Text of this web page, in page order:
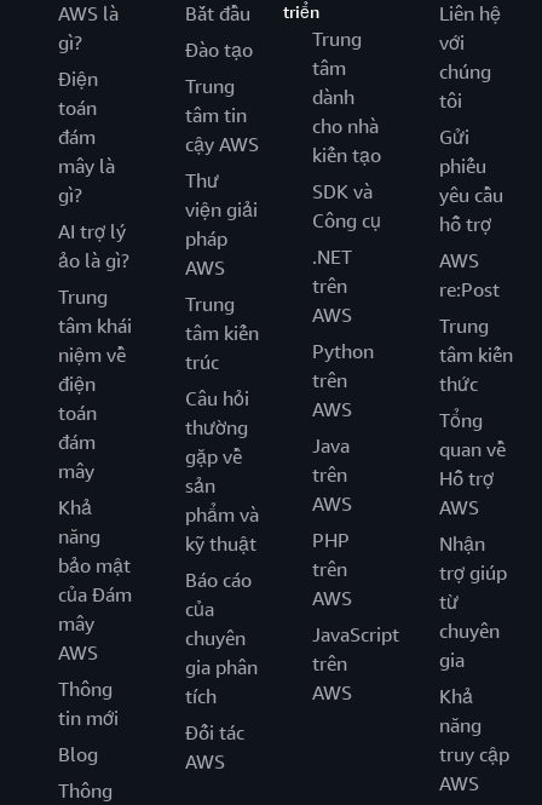
AWS là
gì?
Điện
toán
đám
mây là
gì?
AI trợ lý
ảo là gì?
Trung
tâm khái
niệm về
điện
toán
đám
mây
Khả
năng
bảo mật
của Đám
mây
AWS
Thông
tin mới
Blog
Thông
Bắt đầu
Đào tạo
Trung
tâm tin
cậy AWS
Thư
viện giải
pháp
AWS
Trung
tâm kiến
trúc
Câu hỏi
thường
gặp về
sản
phẩm và
kỹ thuật
Báo cáo
của
chuyên
gia phân
tích
Đối tác
AWS
triển
Trung
tâm
dành
cho nhà
kiến tạo
SDK và
Công cụ
.NET
trên
AWS
Python
trên
AWS
Java
trên
AWS
PHP
trên
AWS
JavaScript
trên
AWS
Liên hệ
với
chúng
tôi
Gửi
phiếu
yêu cầu
hỗ trợ
AWS
re:Post
Trung
tâm kiến
thức
Tổng
quan về
Hỗ trợ
AWS
Nhận
trợ giúp
từ
chuyên
gia
Khả
năng
truy cập
AWS